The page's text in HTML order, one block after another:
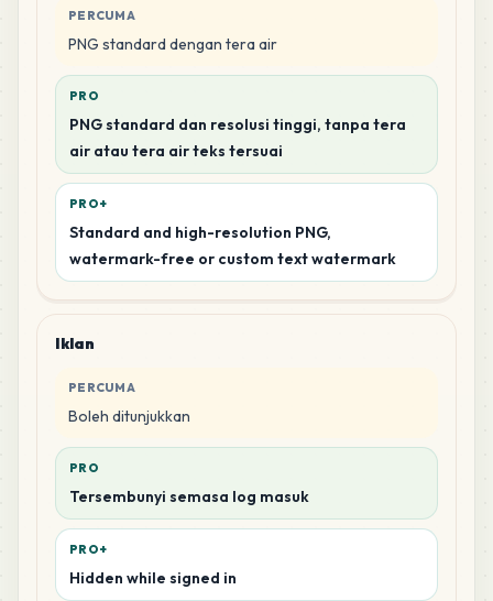
PERCUMA
PNG standard dengan tera air
PRO
PNG standard dan resolusi tinggi, tanpa tera
air atau tera air teks tersuai
PRO+
Standard and high-resolution PNG,
watermark-free or custom text watermark
Iklan
PERCUMA
Boleh ditunjukkan
PRO
Tersembunyi semasa log masuk
PRO+
Hidden while signed in